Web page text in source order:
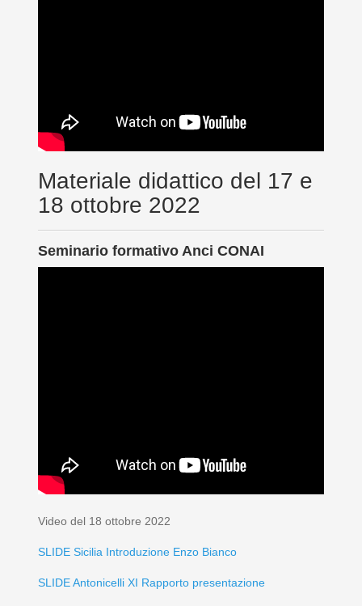
Materiale didattico del 17 e
18 ottobre 2022
Seminario formativo Anci CONAI
Video del 18 ottobre 2022
SLIDE Sicilia Introduzione Enzo Bianco
SLIDE Antonicelli XI Rapporto presentazione